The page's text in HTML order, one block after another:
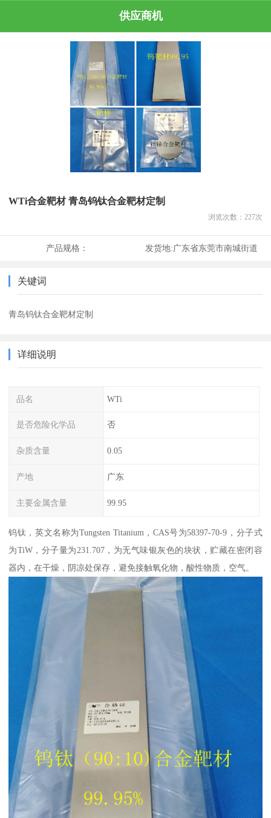
供应商机
WTi合金靶材 青岛钨钛合金靶材定制
浏览次数： 227次
产品规格： 发货地:广东省东莞市南城街道
关键词
青岛钨钛合金靶材定制
详细说明
品名 WTi
是否危险化学品 否
杂质含量 0.05
产地 广东
主要金属含量 99.95
钨钛，英文名称为Tungsten Titanium，CAS号为58397-70-9，分子式
为TiW，分子量为231.707，为无气味银灰色的块状，贮藏在密闭容
器内，在干燥，阴凉处保存，避免接触氧化物，酸性物质，空气。